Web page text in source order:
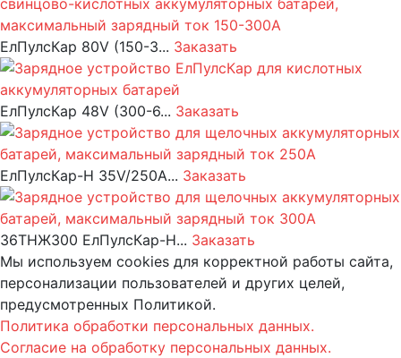
ЕлПулсКар 80V (150-3... Заказать
ЕлПулсКар 48V (300-6... Заказать
ЕлПулсКар-Н 35V/250A... Заказать
36ТНЖ300 ЕлПулсКар-Н... Заказать
Мы используем cookies для корректной работы сайта,
персонализации пользователей и других целей,
предусмотренных Политикой.
Политика обработки персональных данных.
Согласие на обработку персональных данных.